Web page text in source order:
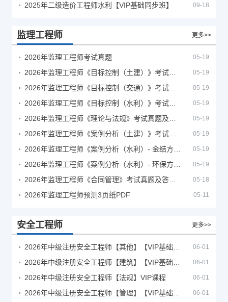
2025年二级造价工程师水利【VIP基础同步班】 09-18
监理工程师 更多>>
2026年监理工程师考试真题 05-19
05-19
05-19
05-19
05-19
05-19
05-19
05-19
05-18
2026年监理工程师预测3页纸PDF 05-11
安全工程师 更多>>
06-01
06-01
2026年中级注册安全工程师【法规】VIP课程 06-01
06-01